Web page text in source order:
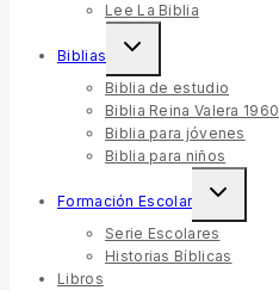
Lee La Biblia
Biblias
Biblia de estudio
Biblia Reina Valera 1960
Biblia para jóvenes
Biblia para niños
Formación Escolar
Serie Escolares
Historias Bíblicas
Libros